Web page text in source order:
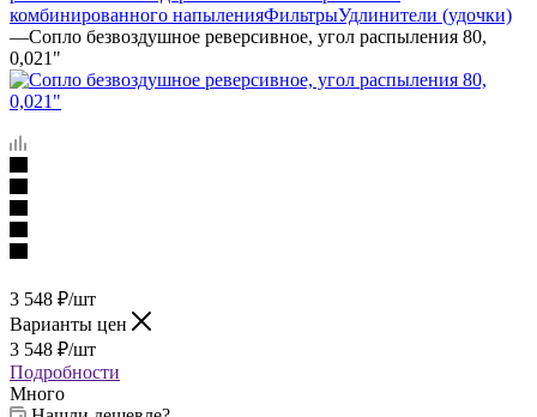
комбинированного напыленияФильтрыУдлинители (удочки)
—Сопло безвоздушное реверсивное, угол распыления 80,
0,021"
3 548 ₽/шт
Варианты цен
3 548 ₽/шт
Подробности
Много